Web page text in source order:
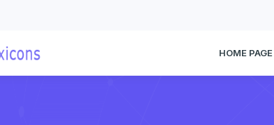
HOME PAGE